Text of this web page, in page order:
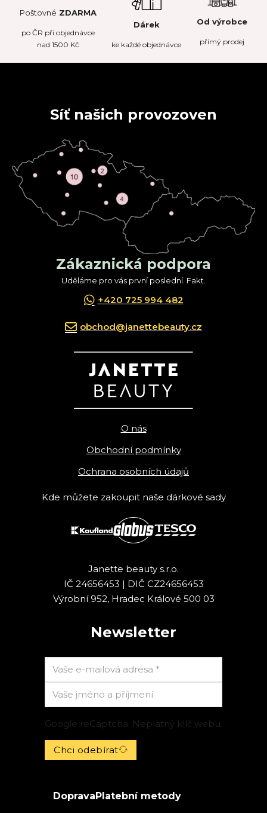
Poštovné ZDARMA
poČR při objednávce
nad 1500 Kč
Dárek
ke každé objednávce
Od výrobce
přímý prodej
Síť našich provozoven
Zákaznická podpora
Uděláme pro vás první poslední. Fakt.
+420 725 994 482
obchod@janettebeauty.cz
O nás
Obchodní podmínky
Ochrana osobních údajů
Kde můžete zakoupit naše dárkové sady
Janette beauty s.r.o.
IČ 24656453 | DIČ CZ24656453
Výrobní 952, Hradec Králové 500 03
Newsletter
Google reCaptcha: Neplatný klíč webu.
Chci odebírat
Doprava Platební metody